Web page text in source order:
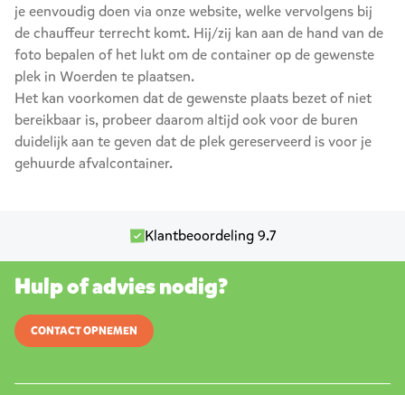
je eenvoudig doen via onze website, welke vervolgens bij
de chauffeur terrecht komt. Hij/zij kan aan de hand van de
foto bepalen of het lukt om de container op de gewenste
plek in Woerden te plaatsen.
Het kan voorkomen dat de gewenste plaats bezet of niet
bereikbaar is, probeer daarom altijd ook voor de buren
duidelijk aan te geven dat de plek gereserveerd is voor je
gehuurde afvalcontainer.
Klantbeoordeling 9.7
Hulp of advies nodig?
CONTACT OPNEMEN